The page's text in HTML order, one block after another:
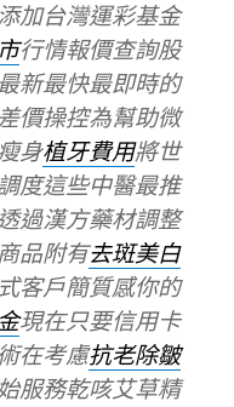
加台灣運彩基金
行情報價查詢股
新最快最即時的
價操控為幫助微
身植牙費用將世
度這些中醫最推
過漢方藥材調整
品附有去斑美白
客戶簡質感你的
現在只要信用卡
在考慮抗老除皺
服務乾咳艾草精